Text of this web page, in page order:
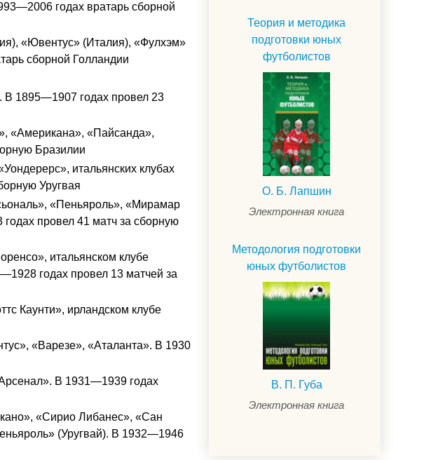
годах вратарь сборной
«Ювентус» (Италия), «Фулхэм»
сборной Голландии
В 1895—1907 годах провел 23
«Американа», «Пайсанда»,
Бразилии
итальянских клубах
Уругвая
«Пеньяроль», «Мирамар
провел 41 матч за сборную
итальянском клубе
годах провел 13 матчей за
Каунти», ирландском клубе
«Варезе», «Аталанта». В 1930
В 1931—1939 годах
«Сирио Либанес», «Сан
(Уругвай). В 1932—1946
Теория и методика
подготовки юных
футболистов
О. Б. Лапшин
Электронная книга
Методология подготовки
юных футболистов
В. П. Губа
Электронная книга